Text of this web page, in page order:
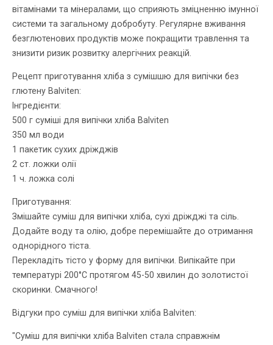
вітамінами та мінералами, що сприяють зміцненню імунної
системи та загальному добробуту. Регулярне вживання
безглютенових продуктів може покращити травлення та
знизити ризик розвитку алергічних реакцій.
Рецепт приготування хліба з сумішшю для випічки без
глютену Balviten:
Інгредієнти:
500 г суміші для випічки хліба Balviten
350 мл води
1 пакетик сухих дріжджів
2 ст. ложки олії
1 ч. ложка солі
Приготування:
Змішайте суміш для випічки хліба, сухі дріжджі та сіль.
Додайте воду та олію, добре перемішайте до отримання
однорідного тіста.
Перекладіть тісто у форму для випічки. Випікайте при
температурі 200°C протягом 45-50 хвилин до золотистої
скоринки. Смачного!
Відгуки про суміш для випічки хліба Balviten:
"Суміш для випічки хліба Balviten стала справжнім